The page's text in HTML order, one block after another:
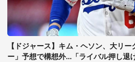
【ドジャース】キム・ヘソン、大リ
ー」予想で構想外...「ライバル押し退